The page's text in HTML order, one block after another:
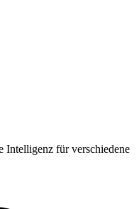
Intelligenz für verschiedene